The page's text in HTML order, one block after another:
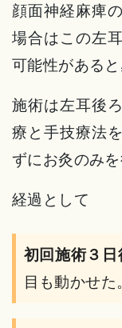
顔面神経麻痺
場合はこの左
可能性があると
施術は左耳後
療と手技療法
ずにお灸のみを
経過として
初回施術３日
目も動かせた。